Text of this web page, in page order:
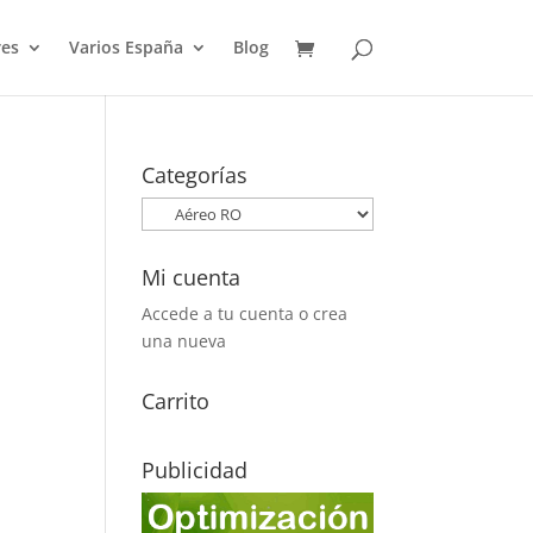
Varios España Blog
Categorías
Mi cuenta
Accede a tu cuenta o crea
una nueva
Carrito
Publicidad